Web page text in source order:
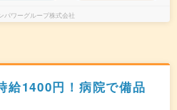
パワーグループ株式会社
給1400円！病院で備品